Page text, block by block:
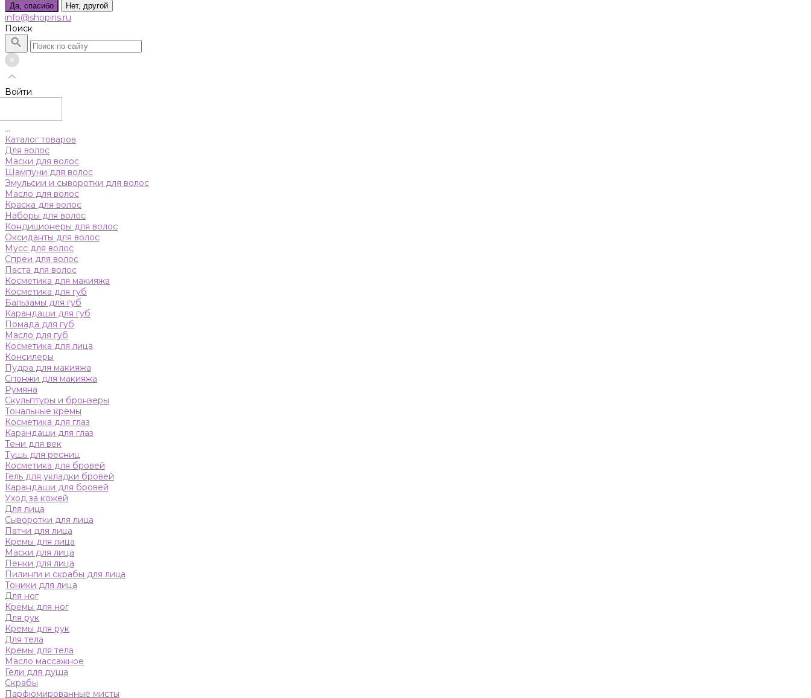
Да, спасибо Нет, другой
info@shopiris.ru
Поиск
Войти
...
Каталог товаров
Для волос
Маски для волос
Шампуни для волос
Эмульсии и сыворотки для волос
Масло для волос
Краска для волос
Наборы для волос
Кондиционеры для волос
Оксиданты для волос
Мусс для волос
Спреи для волос
Паста для волос
Косметика для макияжа
Косметика для губ
Бальзамы для губ
Карандаши для губ
Помада для губ
Масло для губ
Косметика для лица
Консилеры
Пудра для макияжа
Спонжи для макияжа
Румяна
Скульптуры и бронзеры
Тональные кремы
Косметика для глаз
Карандаши для глаз
Тени для век
Тушь для ресниц
Косметика для бровей
Гель для укладки бровей
Карандаши для бровей
Уход за кожей
Для лица
Сыворотки для лица
Патчи для лица
Кремы для лица
Маски для лица
Пенки для лица
Пилинги и скрабы для лица
Тоники для лица
Для ног
Кремы для ног
Для рук
Кремы для рук
Для тела
Кремы для тела
Масло массажное
Гели для душа
Скрабы
Парфюмированные мисты